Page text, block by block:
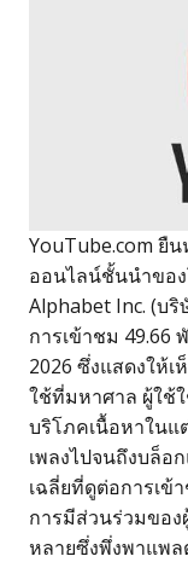
YouTube.com ยื
ออนไลน์ชั้นนำขอ
Alphabet Inc. (บ
การเข้าชม 49.66
2026 ซึ่งแสดงให้
ใช้ที่มหาศาล ผู้ใช้
บริโภคเนื้อหาในแ
เพลงไปจนถึงบล็อ
เฉลี่ยที่ดูต่อการเข้
การมีส่วนร่วมขอ
หลายซึ่งพึ่งพาแพล